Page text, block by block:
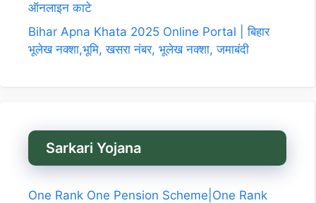
ऑनलाइन काटे
Bihar Apna Khata 2025 Online Portal | बिहार
भूलेख नक्शा,भूमि, खसरा नंबर, भूलेख नक्शा, जमाबंदी
Sarkari Yojana
One Rank One Pension Scheme|One Rank